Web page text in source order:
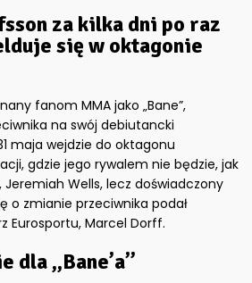
za kilka dni po raz
się w oktagonie
fanom MMA jako „Bane”,
na swój debiutancki
maja wejdzie do oktagonu
gdzie jego rywalem nie będzie, jak
Wells, lecz doświadczony
o zmianie przeciwnika podał
Eurosportu, Marcel Dorff.
dla „Bane’a”